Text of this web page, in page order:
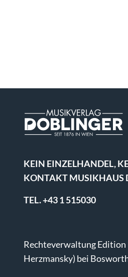
KEIN EINZELHANDEL,
KONTAKT MUSIKHAUS
TEL. +43 1 515030
Rechteverwaltung
Herzmansky) bei